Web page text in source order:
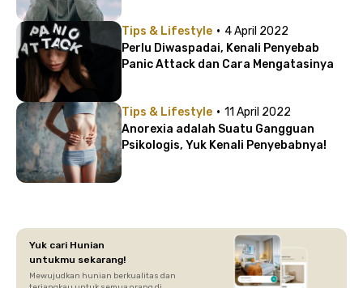
Tips & Lifestyle · 4 April 2022
Perlu Diwaspadai, Kenali Penyebab
Panic Attack dan Cara Mengatasinya
Tips & Lifestyle · 11 April 2022
Anorexia adalah Suatu Gangguan
Psikologis, Yuk Kenali Penyebabnya!
Yuk cari Hunian
untukmu sekarang!
Mewujudkan hunian berkualitas dan